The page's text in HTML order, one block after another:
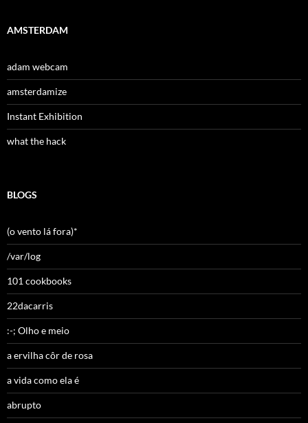
AMSTERDAM
adam webcam
amsterdamize
Instant Exhibition
what the hack
BLOGS
(o vento lá fora)*
/var/log
101 cookbooks
22dacarris
:-; Olho e meio
a ervilha côr de rosa
a vida como ela é
abrupto